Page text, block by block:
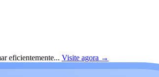
eficientemente... Visite agora →